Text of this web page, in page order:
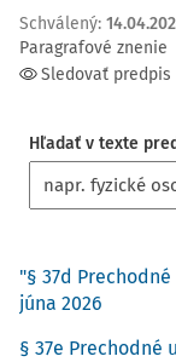
Schválený:
Paragrafové znenie
Sledovať predpis
Hľadať v texte
"§ 37d
júna 2026
§ 37e Prechodné